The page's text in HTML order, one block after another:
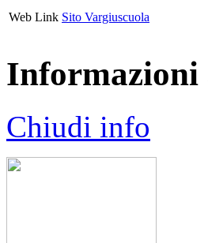
Web Link Sito Vargiuscuola
Informazioni
Chiudi info